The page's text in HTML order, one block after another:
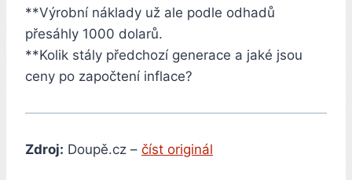
**Výrobní náklady už ale podle odhadů
přesáhly 1000 dolarů.
**Kolik stály předchozí generace a jaké jsou
ceny po započtení inflace?
Zdroj: Doupě.cz – číst originál